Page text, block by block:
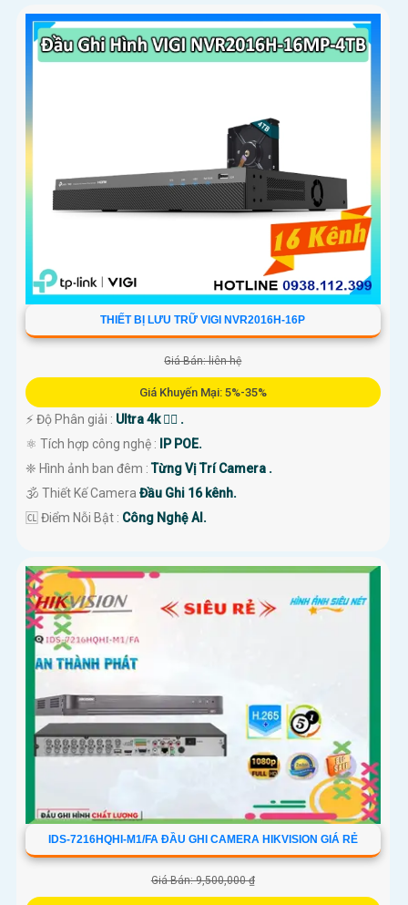
THIẾT BỊ LƯU TRỮ VIGI NVR2016H-16P
Giá Bán: liên hệ
Giá Khuyến Mại: 5%-35%
️⚡ Độ Phân giải : Ultra 4k 👍🏾 .
⚛️ Tích hợp công nghệ : IP POE.
❈ Hình ảnh ban đêm :Từng Vị Trí Camera .
🕉️ Thiết Kế Camera Đầu Ghi 16 kênh.
️🆑 Điểm Nỗi Bật : Công Nghệ AI.
IDS-7216HQHI-M1/FA ĐẦU GHI CAMERA HIKVISION GIÁ RẺ
Giá Bán: 9,500,000 ₫